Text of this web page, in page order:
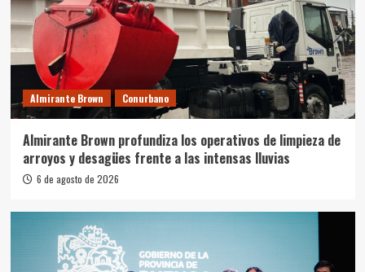
Almirante Brown Conurbano
Almirante Brown profundiza los operativos de limpieza de
arroyos y desagües frente a las intensas lluvias
6 de agosto de 2026